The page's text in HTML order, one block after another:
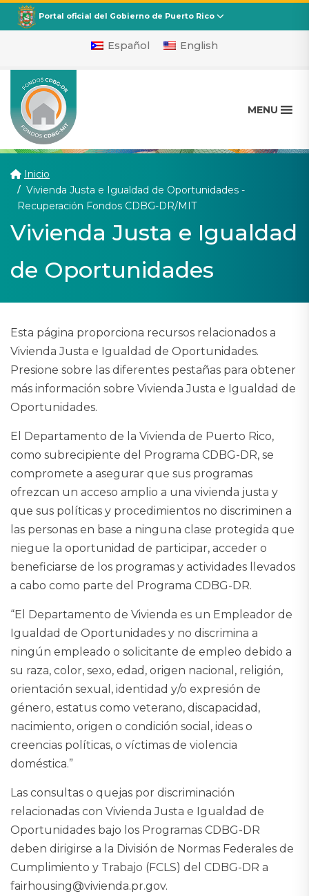
CDBG
Departamento de la Vivienda
Portal oficial del Gobierno de Puerto Rico
Español English
MENU
Inicio
Vivienda Justa e Igualdad de Oportunidades -
Recuperación Fondos CDBG-DR/MIT(current)
Vivienda Justa e Igualdad
de Oportunidades
Esta página proporciona recursos relacionados a
Vivienda Justa e Igualdad de Oportunidades.
Presione sobre las diferentes pestañas para obtener
más información sobre Vivienda Justa e Igualdad de
Oportunidades.
El Departamento de la Vivienda de Puerto Rico,
como subrecipiente del Programa CDBG-DR, se
compromete a asegurar que sus programas
ofrezcan un acceso amplio a una vivienda justa y
que sus políticas y procedimientos no discriminen a
las personas en base a ninguna clase protegida que
niegue la oportunidad de participar, acceder o
beneficiarse de los programas y actividades llevados
a cabo como parte del Programa CDBG-DR.
“El Departamento de Vivienda es un Empleador de
Igualdad de Oportunidades y no discrimina a
ningún empleado o solicitante de empleo debido a
su raza, color, sexo, edad, origen nacional, religión,
orientación sexual, identidad y/o expresión de
género, estatus como veterano, discapacidad,
nacimiento, origen o condición social, ideas o
creencias políticas, o víctimas de violencia
doméstica.”
Las consultas o quejas por discriminación
relacionadas con Vivienda Justa e Igualdad de
Oportunidades bajo los Programas CDBG-DR
deben dirigirse a la División de Normas Federales de
Cumplimiento y Trabajo (FCLS) del CDBG-DR a
fairhousing@vivienda.pr.gov.